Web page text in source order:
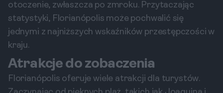
otoczenie, zwłaszcza po zmroku. Przytaczając
statystyki, Florianópolis może pochwalić się
jednymi z najniższych wskaźników przestępczości w
kraju.
Atrakcje do zobaczenia
Florianópolis oferuje wiele atrakcji dla turystów.